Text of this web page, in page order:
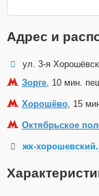
Адрес и
ул. 3-я
Зорге, 10 мин.
Хорошёво, 15
Октябрьское
жк-